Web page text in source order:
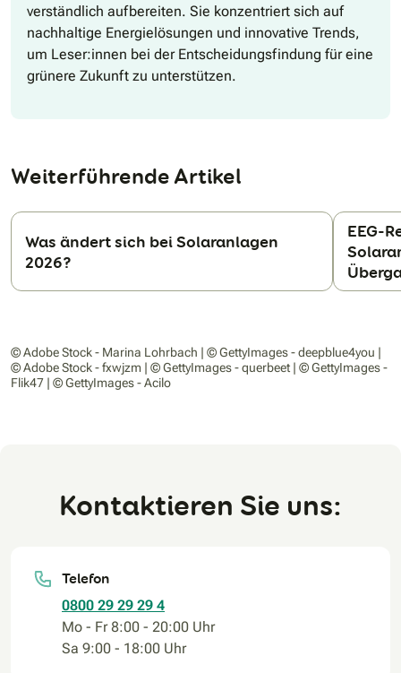
verständlich aufbereiten. Sie konzentriert sich auf
nachhaltige Energielösungen und innovative Trends,
um Leser:innen bei der Entscheidungsfindung für eine
grünere Zukunft zu unterstützen.
Weiterführende Artikel
Was ändert sich bei Solaranlagen
2026?
EEG-
© Adobe Stock - Marina Lohrbach | © GettyImages - deepblue4you |
© Adobe Stock - fxwjzm | © GettyImages - querbeet | © GettyImages -
Flik47 | © GettyImages - Acilo
Kontaktieren Sie uns:
Telefon
0800 29 29 29 4
Mo - Fr 8:00 - 20:00 Uhr
Sa 9:00 - 18:00 Uhr